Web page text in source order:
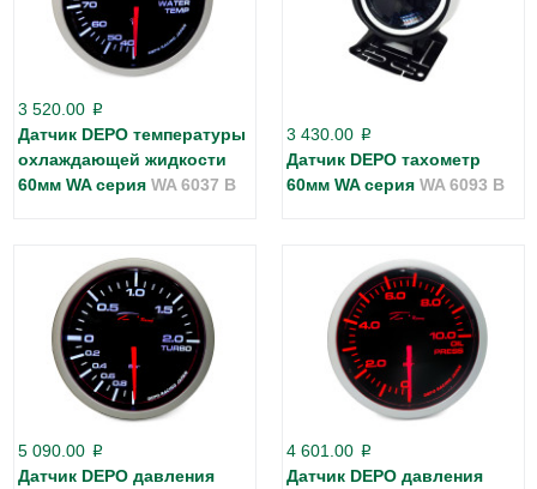
3 520.00 p
Датчик DEPO температуры
охлаждающей жидкости
60мм WA серия WA 6037 B
3 430.00 p
Датчик DEPO тахометр
60мм WA серия WA 6093 B
5 090.00 p
Датчик DEPO давления
4 601.00 p
Датчик DEPO давления